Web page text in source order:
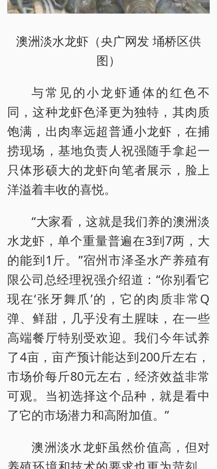
澳洲淡水龙虾（央广网发 埇桥区供
图）
与常见的小龙虾通体的红色不
同，这种龙虾色泽更为独特，其肉质
饱满，出肉率远超普通小龙虾，在捕
捞现场，基地负责人祝强随手拿起一
只体形硕大的龙虾向笔者展示，脸上
洋溢着丰收的喜悦。
“大家看，这就是我们养的澳洲淡
水龙虾，单个重量普遍在3到7两，大
的能到1斤。”宿州市泽圣水产养殖有
限公司总经理祝强介绍道：“你别看它
现在‘张牙舞爪’的，它的肉质非常Q
弹、鲜甜，几乎没有土腥味，在一些
高端餐厅特别受欢迎。我们今年试养
了4亩，亩产预计能达到200斤左右，
市场价每斤80元左右，经济效益非常
可观。当初选择这个品种，就是看中
了它的市场潜力和高附加值。”
澳洲淡水龙虾虽然价值高，但对